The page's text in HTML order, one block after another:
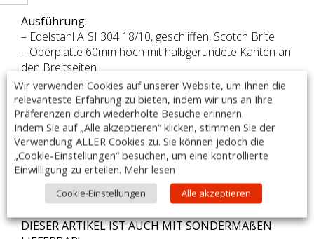
Ausführung:
– Edelstahl AISI 304 18/10, geschliffen, Scotch Brite
– Oberplatte 60mm hoch mit halbgerundete Kanten an
den Breitseiten
– Edelstahlblechstärke der Arbeitsplatte 1,5 mm
– die Unterseite der Arbeitsplatte ist mit 0,8 mm
starkem Edelstahlblech schalldicht verschweißt
– verstärkter Grundboden
– 6 Vierkantrohrbeine 40 x 40 mm
– höhenverstellbare Füße, verstellbar bis 60 mm
– Maße (B x T x H): 2800 x 1000 x 870 mm
DIESER ARTIKEL IST AUCH MIT SONDERMAßEN
Wir verwenden Cookies auf unserer Website, um Ihnen die
relevanteste Erfahrung zu bieten, indem wir uns an Ihre
Präferenzen durch wiederholte Besuche erinnern.
Indem Sie auf „Alle akzeptieren“ klicken, stimmen Sie der
Verwendung ALLER Cookies zu. Sie können jedoch die
„Cookie-Einstellungen“ besuchen, um eine kontrollierte
Einwilligung zu erteilen. Mehr lesen
Cookie-Einstellungen Alle akzeptieren